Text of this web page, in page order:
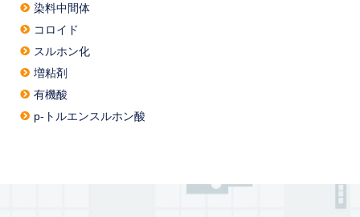
染料中間体
コロイド
スルホン化
増粘剤
有機酸
p-トルエンスルホン酸